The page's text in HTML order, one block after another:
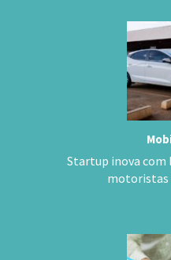
Startup inova com
motoristas